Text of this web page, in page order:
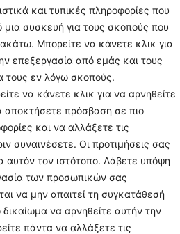
και τυπικές πληροφορίες που
μια συσκευή για τους σκοπούς που
Μπορείτε να κάνετε κλικ για
επεξεργασία από εμάς και τους
τους εν λόγω σκοπούς.
να κάνετε κλικ για να αρνηθείτε
αποκτήσετε πρόσβαση σε πιο
και να αλλάξετε τις
συναινέσετε. Οι προτιμήσεις σας
αυτόν τον ιστότοπο. Λάβετε υπόψη
των προσωπικών σας
να μην απαιτεί τη συγκατάθεσή
να αρνηθείτε αυτήν την
πάντα να αλλάξετε τις